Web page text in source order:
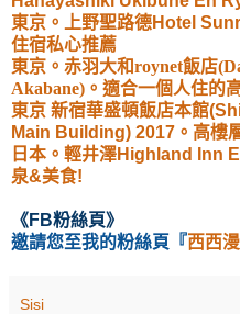
東京。上野聖路德Hotel
住宿私心推薦
東京。赤羽大和roynet飯店
Akabane)。適合一個人住的
東京 新宿華盛頓飯店本館
Main Building) 2017。高樓
日本。輕井澤Highland Inn
泉&美食!
《FB粉絲頁》
邀請您至我的粉絲頁
『西西
Sisi